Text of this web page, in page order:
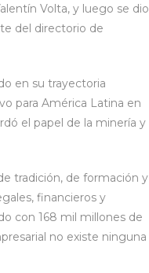
Volta, y luego se dio
del directorio de
en su trayectoria
para América Latina en
el papel de la minería y
tradición, de formación y
financieros y
con 168 mil millones de
no existe ninguna